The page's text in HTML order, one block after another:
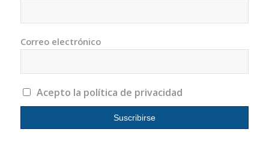
Correo electrónico
Acepto la política de privacidad